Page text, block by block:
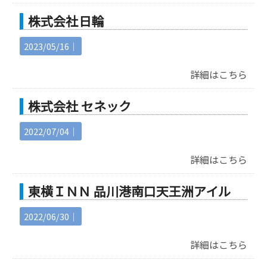
株式会社 日輪
2023/05/16｜
詳細はこちら
株式会社 セネック
2022/07/04｜
詳細はこちら
東横ＩＮＮ 品川港南口天王洲アイル
2022/06/30｜
詳細はこちら